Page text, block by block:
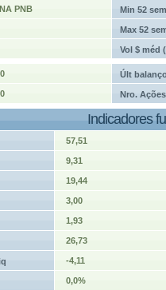
PNB Min 52 sem
Max 52
Vol $ méd
Últ
Nro. Ações
Indicadores
57,51
9,31
19,44
3,00
1,93
26,73
-4,11
0,0%